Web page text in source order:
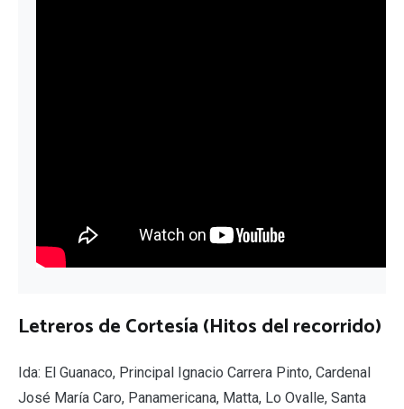
Letreros de Cortesía (Hitos del recorrido)
Ida: El Guanaco, Principal Ignacio Carrera Pinto, Cardenal
José María Caro, Panamericana, Matta, Lo Ovalle, Santa